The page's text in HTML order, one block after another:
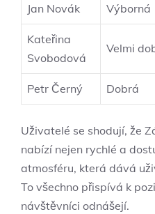
Jan Novák Výborná
Kateřina
Svobodová
Velmi
Petr Černý Dobrá
Uživatelé se shodují, že
nabízí nejen rychlé a
atmosféru, která dává
To všechno přispívá k
návštěvníci odnášejí.